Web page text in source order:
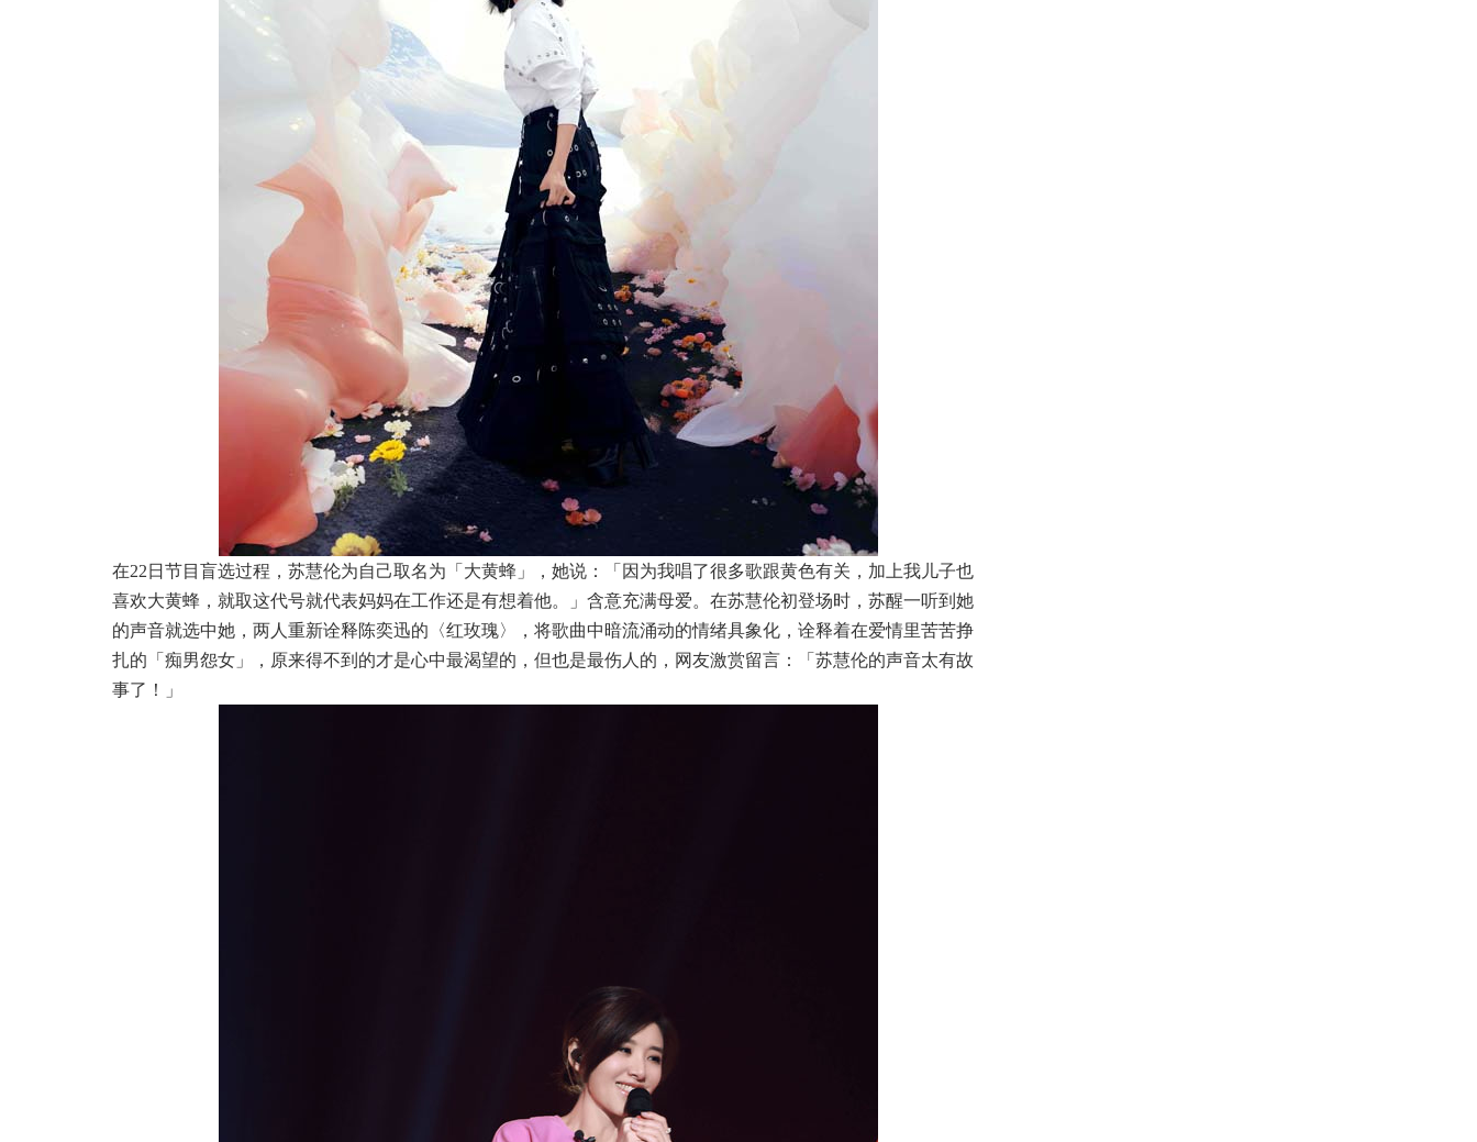
在22 日节目盲选过程，苏慧伦为自己取名为「大黄蜂」，她说：「因为我唱了很多歌跟黄色有关，加上我儿子也
喜欢大黄蜂，就取这代号就代表妈妈在工作还是有想着他。」含意充满母爱。在苏慧伦初登场时，苏醒一听到她
的声音就选中她，两人重新诠释陈奕迅的〈红玫瑰〉， 将歌曲中暗流涌动的情绪具象化，诠释着在爱情里苦苦挣
扎的 「 痴男怨女 」 ，原来得不到的才是心中最渴望的，但也是最伤人的 ，网友激赏留言：「苏慧伦的声音太有故
事了！」